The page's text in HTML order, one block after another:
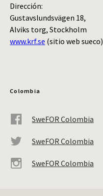
Dirección:
Gustavslundsvägen 18,
Alviks torg, Stockholm
www.krf.se (sitio web sueco)
Colombia
SweFOR Colombia
SweFOR Colombia
SweFOR Colombia